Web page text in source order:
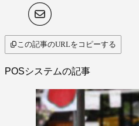
この記事のURLをコピーする
POSシステムの記事